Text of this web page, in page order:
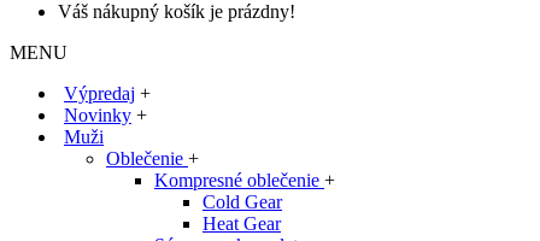
Váš nákupný košík je prázdny!
MENU
Výpredaj +
Novinky +
Muži
Oblečenie +
Kompresné oblečenie +
Cold Gear
Heat Gear